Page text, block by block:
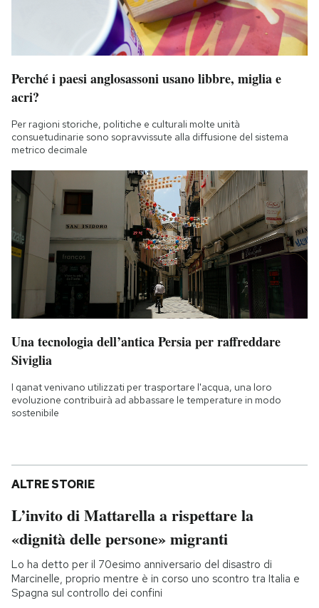
Perché i paesi anglosassoni usano libbre, miglia e
acri?
Per ragioni storiche, politiche e culturali molte unità
consuetudinarie sono sopravvissute alla diffusione del sistema
metrico decimale
Una tecnologia dell’antica Persia per raffreddare
Siviglia
I qanat venivano utilizzati per trasportare l'acqua, una loro
evoluzione contribuirà ad abbassare le temperature in modo
sostenibile
ALTRE STORIE
L’invito di Mattarella a rispettare la
«dignità delle persone» migranti
Lo ha detto per il 70esimo anniversario del disastro di
Marcinelle, proprio mentre è in corso uno scontro tra Italia e
Spagna sul controllo dei confini